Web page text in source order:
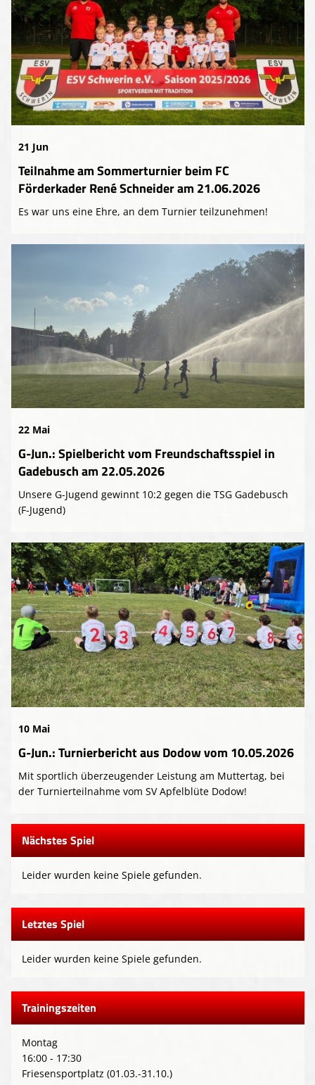
21 Jun
Teilnahme am Sommerturnier beim FC
Förderkader René Schneider am 21.06.2026
Es war uns eine Ehre, an dem Turnier teilzunehmen!
22 Mai
G-Jun.: Spielbericht vom Freundschaftsspiel in
Gadebusch am 22.05.2026
Unsere G-Jugend gewinnt 10:2 gegen die TSG Gadebusch
(F-Jugend)
10 Mai
G-Jun.: Turnierbericht aus Dodow vom 10.05.2026
Mit sportlich überzeugender Leistung am Muttertag, bei
der Turnierteilnahme vom SV Apfelblüte Dodow!
Nächstes Spiel
Leider wurden keine Spiele gefunden.
Letztes Spiel
Leider wurden keine Spiele gefunden.
Trainingszeiten
Montag
16:00 - 17:30
Friesensportplatz (01.03.-31.10.)